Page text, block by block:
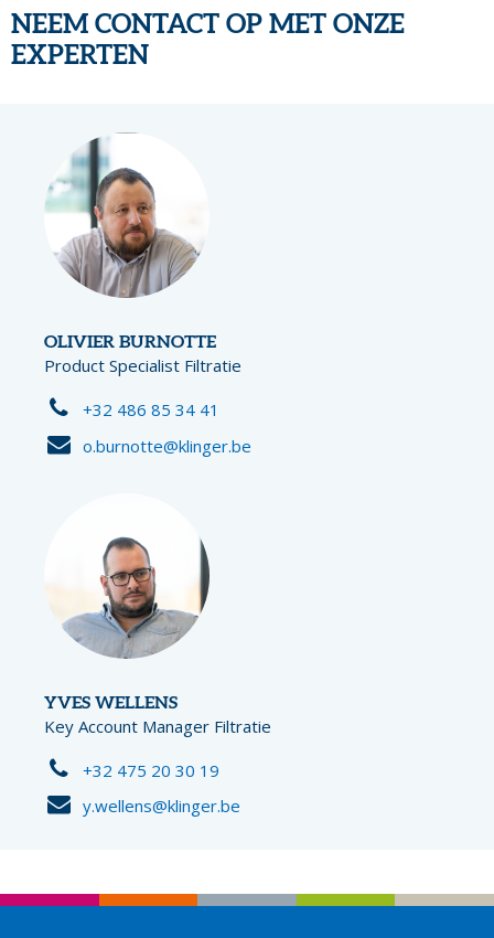
NEEM CONTACT OP MET ONZE
EXPERTEN
OLIVIER BURNOTTE
Product Specialist Filtratie
+32 486 85 34 41
o.burnotte@klinger.be
YVES WELLENS
Key Account Manager Filtratie
+32 475 20 30 19
y.wellens@klinger.be